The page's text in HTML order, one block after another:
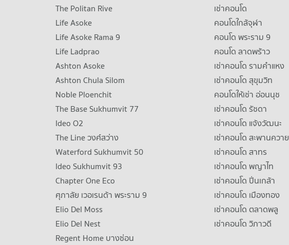
The Politan Rive
Life Asoke
Life Asoke Rama 9
Life Ladprao
Ashton Asoke
Ashton Chula Silom
Noble Ploenchit
The Base Sukhumvit 77
Ideo O2
The Line วงศ์สว่าง
Waterford Sukhumvit 50
Ideo Sukhumvit 93
Chapter One Eco
ศุภาลัย เวอเรนด้า พระราม 9
Elio Del Moss
Elio Del Nest
Regent Home บางซ่อน
เช่าคอนโด
คอนโดใกล้จุฬา
คอนโด พระราม 9
คอนโด ลาดพร้าว
เช่าคอนโด รามคําแหง
เช่าคอนโด สุขุมวิท
คอนโดให้เช่า อ่อนนุช
เช่าคอนโด รัชดา
เช่าคอนโด แจ้งวัฒนะ
เช่าคอนโด สะพานควาย
เช่าคอนโด สาทร
เช่าคอนโด พญาไท
เช่าคอนโด ปิ่นเกล้า
เช่าคอนโด เมืองทอง
เช่าคอนโด ตลาดพลู
เช่าคอนโด วิภาวดี